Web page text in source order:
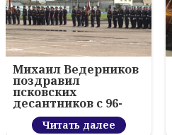
Михаил Ведерников
поздравил
псковских
десантников с 96-
летием ВДВ и
вручил награды
Читать далее